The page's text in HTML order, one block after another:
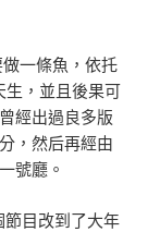
一條魚，依托
生，並且後果可
經出過良多版
，然后再經由
號廳。
目改到了大年